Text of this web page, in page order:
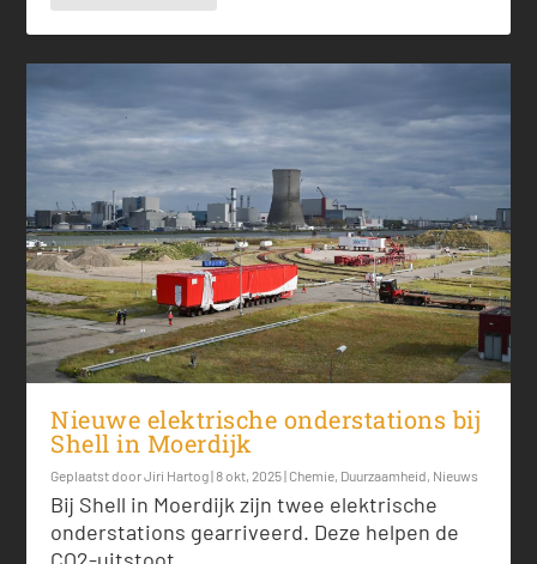
Nieuwe elektrische onderstations bij
Shell in Moerdijk
Geplaatst doorJiri Hartog|8 okt, 2025| Chemie, Duurzaamheid, Nieuws
Bij Shell in Moerdijk zijn twee elektrische
onderstations gearriveerd. Deze helpen de